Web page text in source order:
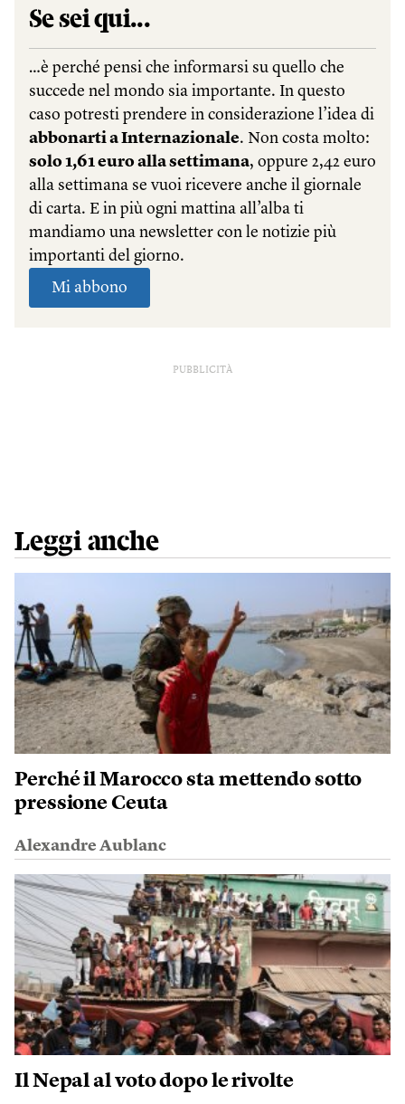
PUBBLICITÀ
Leggi anche
Perché il Marocco sta mettendo sotto
pressione Ceuta
Alexandre Aublanc
Il Nepal al voto dopo le rivolte